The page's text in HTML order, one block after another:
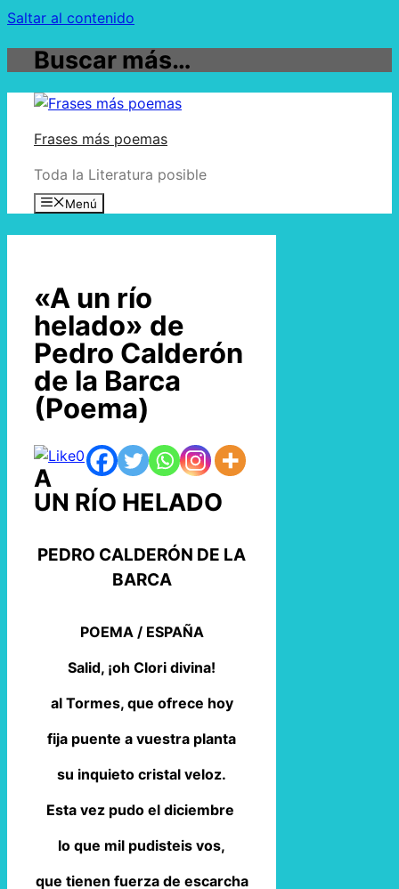
Saltar al contenido
Buscar más…
Frases más poemas
Toda la Literatura posible
Menú
«A un río
helado» de
Pedro Calderón
de la Barca
(Poema)
0
A
UN RÍO HELADO
PEDRO CALDERÓN DE LA
BARCA
POEMA / ESPAÑA
Salid, ¡oh Clori divina!
al Tormes, que ofrece hoy
fija puente a vuestra planta
su inquieto cristal veloz.
Esta vez pudo el diciembre
lo que mil pudisteis vos,
que tienen fuerza de escarcha